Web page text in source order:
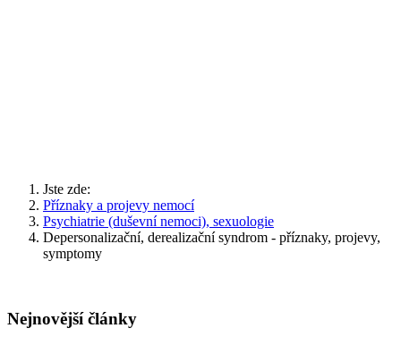
Jste zde:
Příznaky a projevy nemocí
Psychiatrie (duševní nemoci), sexuologie
Depersonalizační, derealizační syndrom - příznaky, projevy,
symptomy
Nejnovější články